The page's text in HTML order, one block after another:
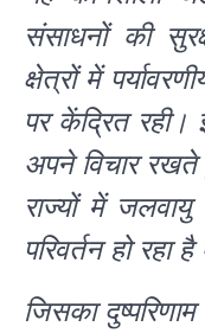
संसाधनों की
क्षेत्रों में
पर केंद्रित रही।
अपने विचार रखते
राज्यों में
परिवर्तन हो
जिसका